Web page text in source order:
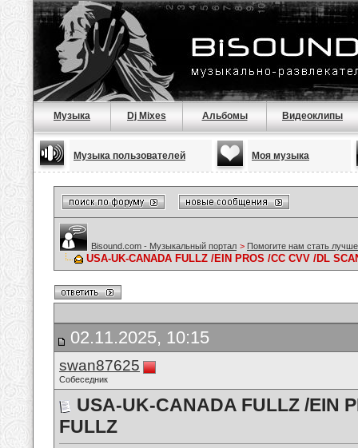
Музыка Dj Mixes Альбомы Видеоклипы
Музыка пользователей Моя музыка
Bisound.com - Музыкальный портал > Помогите нам стать
USA-UK-CANADA FULLZ /EIN PROS /CC CVV /DL
02.11.2025, 10:15
swan87625
Собеседник
USA-UK-CANADA FULLZ /EIN
FULLZ